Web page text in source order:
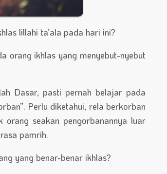
lillahi ta’ala pada hari ini?
orang ikhlas yang menyebut-nyebut
Dasar, pasti pernah belajar pada
Perlu diketahui, rela berkorban
seakan pengorbanannya luar
pamrih.
yang benar-benar ikhlas?